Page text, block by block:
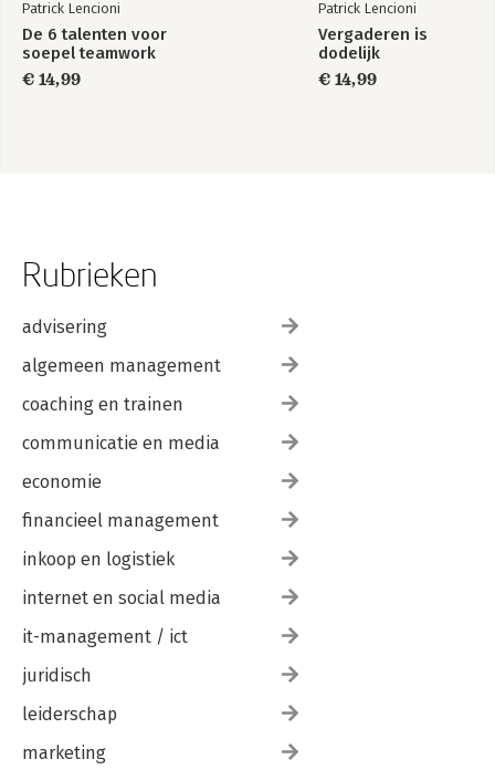
Patrick Lencioni
De 6 talenten voor
soepel teamwork
€ 14,99
Patrick Lencioni
Vergaderen is
dodelijk
€ 14,99
Rubrieken
advisering
algemeen management
coaching en trainen
communicatie en media
economie
financieel management
inkoop en logistiek
internet en social media
it-management / ict
juridisch
leiderschap
marketing